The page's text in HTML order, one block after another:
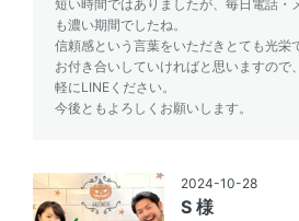
短い時間ではありましたが、毎日電話・
も濃い期間でしたね。
信頼感という言葉をいただきとても光栄
お付き合いしていければと思いますので
軽にLINEください。
今後ともよろしくお願いします。
2024-10-28
S 様